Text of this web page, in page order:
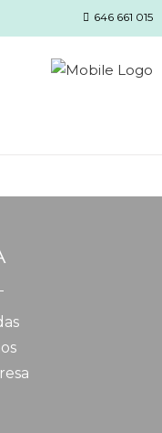
646 661 015